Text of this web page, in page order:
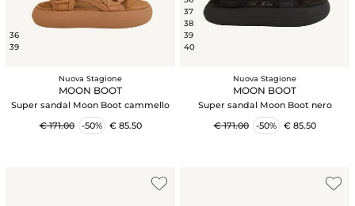
36
39
Nuova Stagione
MOON BOOT
Super sandal Moon Boot cammello
€ 171.00
-50% € 85.50
37
38
39
40
Nuova Stagione
MOON BOOT
Super sandal Moon Boot nero
€ 171.00
-50% € 85.50